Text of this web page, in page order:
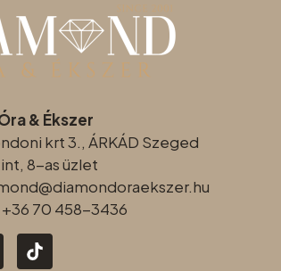
& Ékszer
krt 3., ÁRKÁD Szeged
8-as üzlet
er.hu
+36 70 458-3436